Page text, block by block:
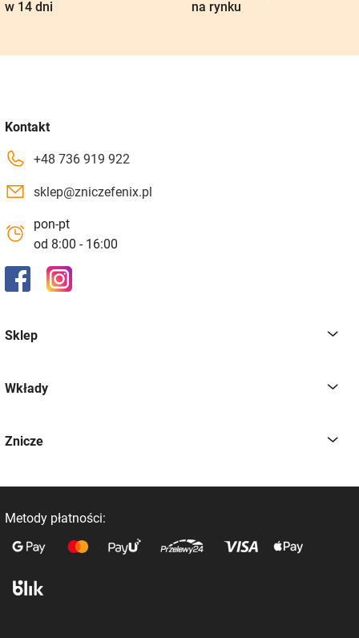
w 14 dni
na rynku
Kontakt
+48 736 919 922
sklep@zniczefenix.pl
pon-pt
od 8:00 - 16:00
Sklep
Wkłady
Znicze
Metody płatności: